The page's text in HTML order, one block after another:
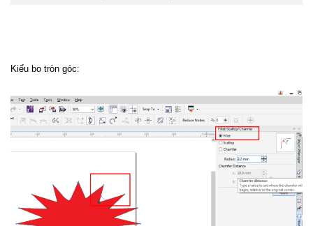
Kiểu bo tròn góc: